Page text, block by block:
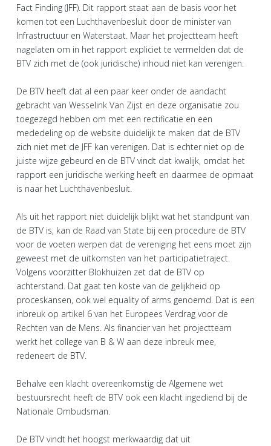
Fact Finding (JFF). Dit rapport staat aan de basis voor het
komen tot een Luchthavenbesluit door de minister van
Infrastructuur en Waterstaat. Maar het projectteam heeft
nagelaten om in het rapport expliciet te vermelden dat de
BTV zich met de (ook juridische) inhoud niet kan verenigen.
De BTV heeft dat al een paar keer onder de aandacht
gebracht van Wesselink Van Zijst en deze organisatie zou
toegezegd hebben om met een rectificatie en een
mededeling op de website duidelijk te maken dat de BTV
zich niet met de JFF kan verenigen. Dat is echter niet op de
juiste wijze gebeurd en de BTV vindt dat kwalijk, omdat het
rapport een juridische werking heeft en daarmee de opmaat
is naar het Luchthavenbesluit.
Als uit het rapport niet duidelijk blijkt wat het standpunt van
de BTV is, kan de Raad van State bij een procedure de BTV
voor de voeten werpen dat de vereniging het eens moet zijn
geweest met de uitkomsten van het participatietraject.
Volgens voorzitter Blokhuizen zet dat de BTV op
achterstand. Dat gaat ten koste van de gelijkheid op
proceskansen, ook wel equality of arms genoemd. Dat is een
inbreuk op artikel 6 van het Europees Verdrag voor de
Rechten van de Mens. Als financier van het projectteam
werkt het college van B & W aan deze inbreuk mee,
redeneert de BTV.
Behalve een klacht overeenkomstig de Algemene wet
bestuursrecht heeft de BTV ook een klacht ingediend bij de
Nationale Ombudsman.
De BTV vindt het hoogst merkwaardig dat uit